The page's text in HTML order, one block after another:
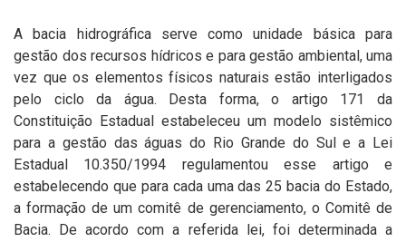
A bacia hidrográfica serve como unidade básica para
gestão dos recursos hídricos e para gestão ambiental, uma
vez que os elementos físicos naturais estão interligados
pelo ciclo da água. Desta forma, o artigo 171 da
Constituição Estadual estabeleceu um modelo sistêmico
para a gestão das águas do Rio Grande do Sul e a Lei
Estadual 10.350/1994 regulamentou esse artigo e
estabelecendo que para cada uma das 25 bacia do Estado,
a formação de um comitê de gerenciamento, o Comitê de
Bacia. De acordo com a referida lei, foi determinada a